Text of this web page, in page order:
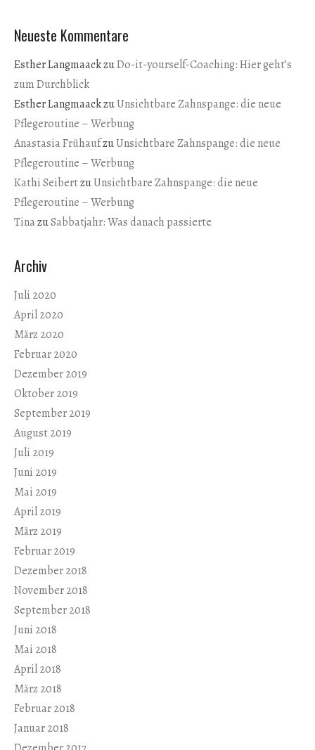
Neueste Kommentare
Esther LangmaackzuDo-it-yourself-Coaching: Hier geht’s
zum Durchblick
Esther LangmaackzuUnsichtbare Zahnspange: die neue
Pflegeroutine – Werbung
Anastasia FrühaufzuUnsichtbare Zahnspange: die neue
Pflegeroutine – Werbung
Kathi SeibertzuUnsichtbare Zahnspange: die neue
Pflegeroutine – Werbung
TinazuSabbatjahr: Was danach passierte
Archiv
Juli 2020
April 2020
März 2020
Februar 2020
Dezember 2019
Oktober 2019
September 2019
August 2019
Juli 2019
Juni 2019
Mai 2019
April 2019
März 2019
Februar 2019
Dezember 2018
November 2018
September 2018
Juni 2018
Mai 2018
April 2018
März 2018
Februar 2018
Januar 2018